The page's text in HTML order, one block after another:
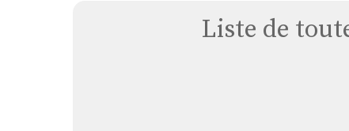
Liste de